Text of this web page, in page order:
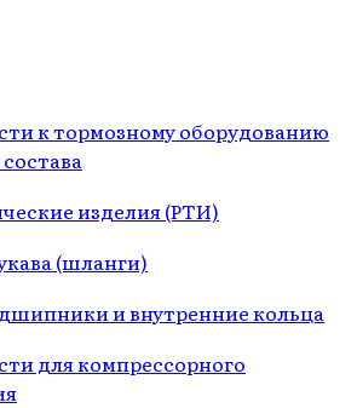
к тормозному оборудованию
изделия (РТИ)
(шланги)
и внутренние кольца
для компрессорного